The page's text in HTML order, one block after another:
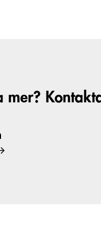
mer?